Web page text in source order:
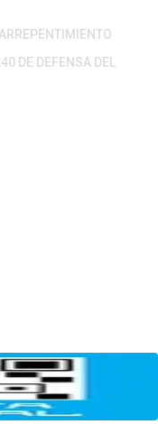
DE DEFENSA DEL